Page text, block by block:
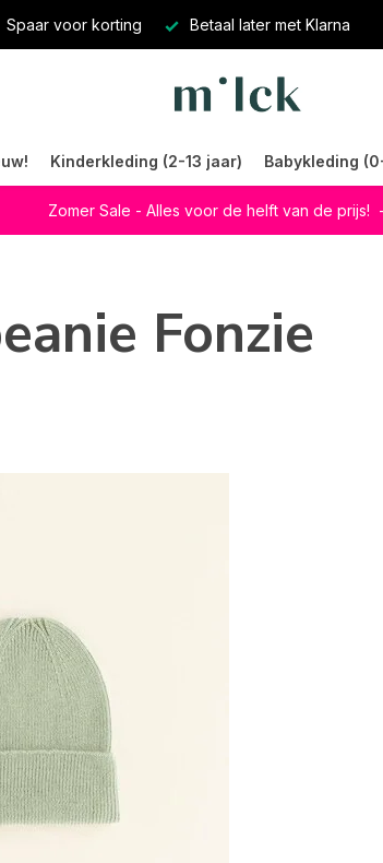
Spaar voor korting Betaal later met Klarna
Kinderkleding (2-13 jaar) Babykleding
Zomer Sale - Alles voor de helft van de prijs!
Fonzie